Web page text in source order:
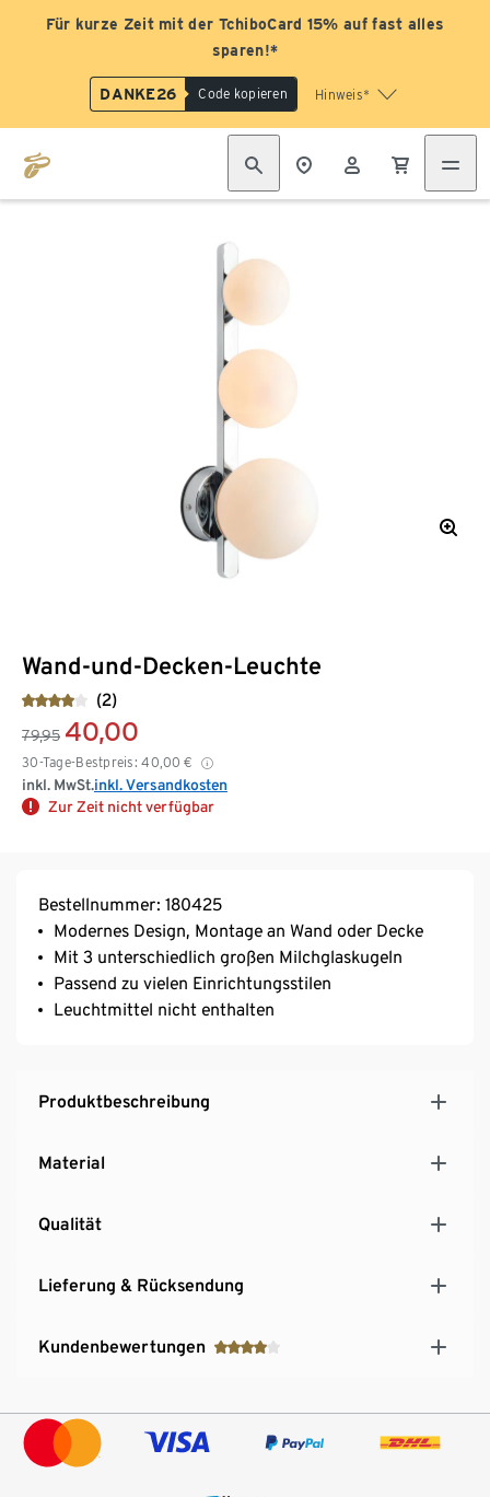
Für kurze Zeit mit der TchiboCard 15% auf fast alles
sparen!*
DANKE26 Code kopieren Hinweis*
Wand-und-Decken-Leuchte
(2)
79,95 40,00
30-Tage-Bestpreis: 40,00 €
inkl. MwSt.inkl. Versandkosten
Zur Zeit nicht verfügbar
Bestellnummer: 180425
Modernes Design, Montage an Wand oder Decke
Mit 3 unterschiedlich großen Milchglaskugeln
Passend zu vielen Einrichtungsstilen
Leuchtmittel nicht enthalten
Produktbeschreibung
Material
Qualität
Lieferung & Rücksendung
Kundenbewertungen